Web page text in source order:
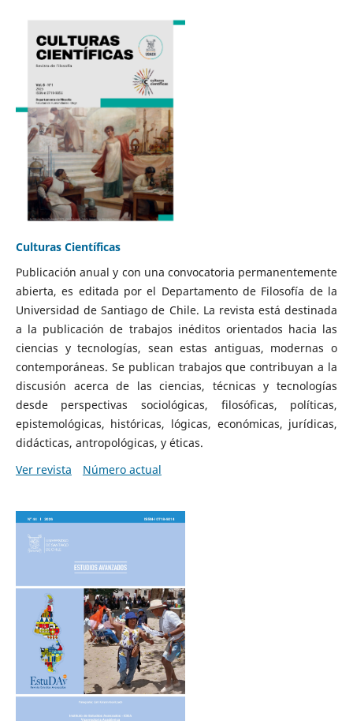
Culturas Científicas
Publicación anual y con una convocatoria permanentemente
abierta, es editada por el Departamento de Filosofía de la
Universidad de Santiago de Chile. La revista está destinada
a la publicación de trabajos inéditos orientados hacia las
ciencias y tecnologías, sean estas antiguas, modernas o
contemporáneas. Se publican trabajos que contribuyan a la
discusión acerca de las ciencias, técnicas y tecnologías
desde perspectivas sociológicas, filosóficas, políticas,
epistemológicas, históricas, lógicas, económicas, jurídicas,
didácticas, antropológicas, y éticas.
Ver revista
Número actual